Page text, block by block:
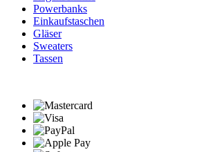
Powerbanks
Einkaufstaschen
Gläser
Sweaters
Tassen